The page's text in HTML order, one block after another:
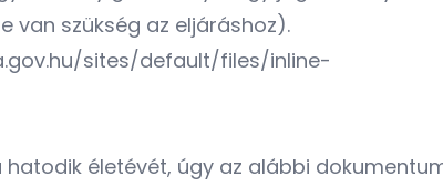
van szükség az eljáráshoz).
sites/default/files/inline-
életévét, úgy az alábbi